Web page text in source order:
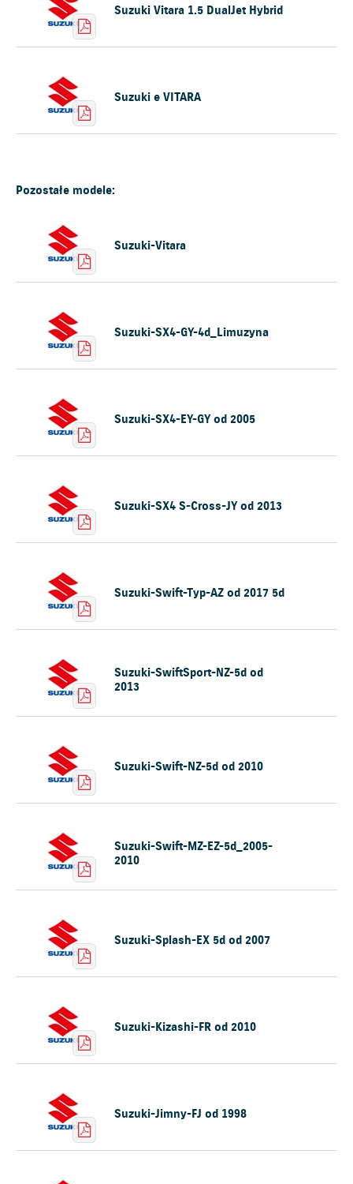
Suzuki Vitara 1.5 DualJet Hybrid
Suzuki e VITARA
Pozostałe modele:
Suzuki-Vitara
Suzuki-SX4-GY-4d_Limuzyna
Suzuki-SX4-EY-GY od 2005
Suzuki-SX4 S-Cross-JY od 2013
Suzuki-Swift-Typ-AZ od 2017 5d
Suzuki-SwiftSport-NZ-5d od
2013
Suzuki-Swift-NZ-5d od 2010
Suzuki-Swift-MZ-EZ-5d_2005-
2010
Suzuki-Splash-EX 5d od 2007
Suzuki-Kizashi-FR od 2010
Suzuki-Jimny-FJ od 1998